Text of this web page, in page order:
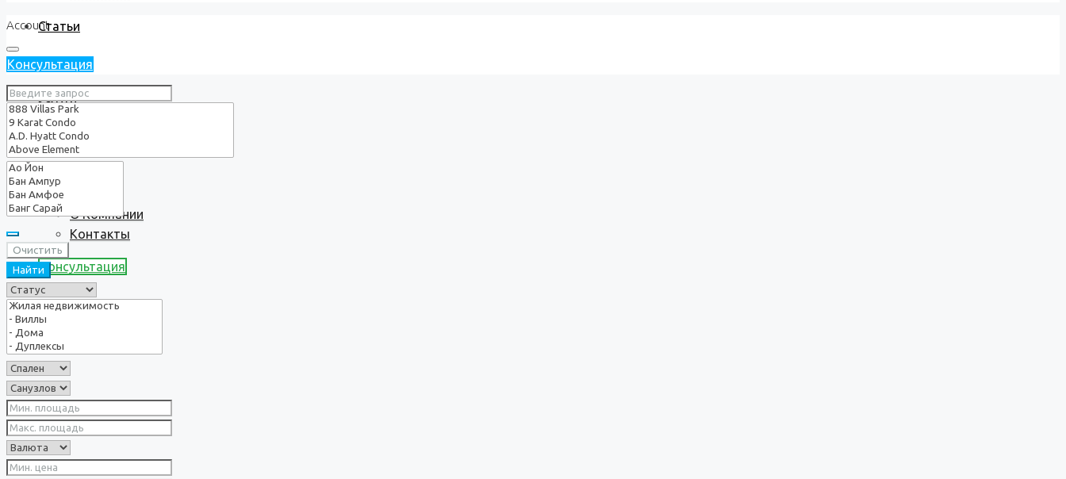
Статьи
Услуги
О нас
О Компании
Контакты
Консультация
Account
Консультация
Очистить
Найти